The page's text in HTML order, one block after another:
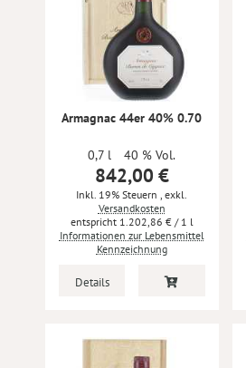
Armagnac 44er 40% 0.70
0,7 l 40 % Vol.
842,00 €
Inkl. 19% Steuern
exkl.
Versandkosten
1.202,86 € / 1 l
Informationen zur Lebensmittel
Kennzeichnung
Details